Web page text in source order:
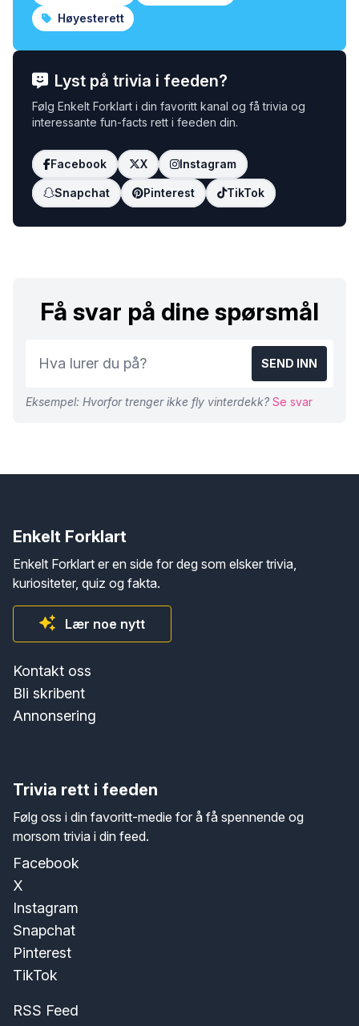
Høyesterett
Lyst på trivia i feeden?
Følg Enkelt Forklart i din favoritt kanal og få trivia og
interessante fun-facts rett i feeden din.
Facebook X Instagram
Snapchat Pinterest TikTok
Få svar på dine spørsmål
SEND INN
Eksempel: Hvorfor trenger ikke fly vinterdekk? Se svar
Enkelt Forklart
Enkelt Forklart er en side for deg som elsker trivia,
kuriositeter, quiz og fakta.
Lær noe nytt
Kontakt oss
Bli skribent
Annonsering
Trivia rett i feeden
Følg oss i din favoritt-medie for å få spennende og
morsom trivia i din feed.
Facebook
X
Instagram
Snapchat
Pinterest
TikTok
RSS Feed